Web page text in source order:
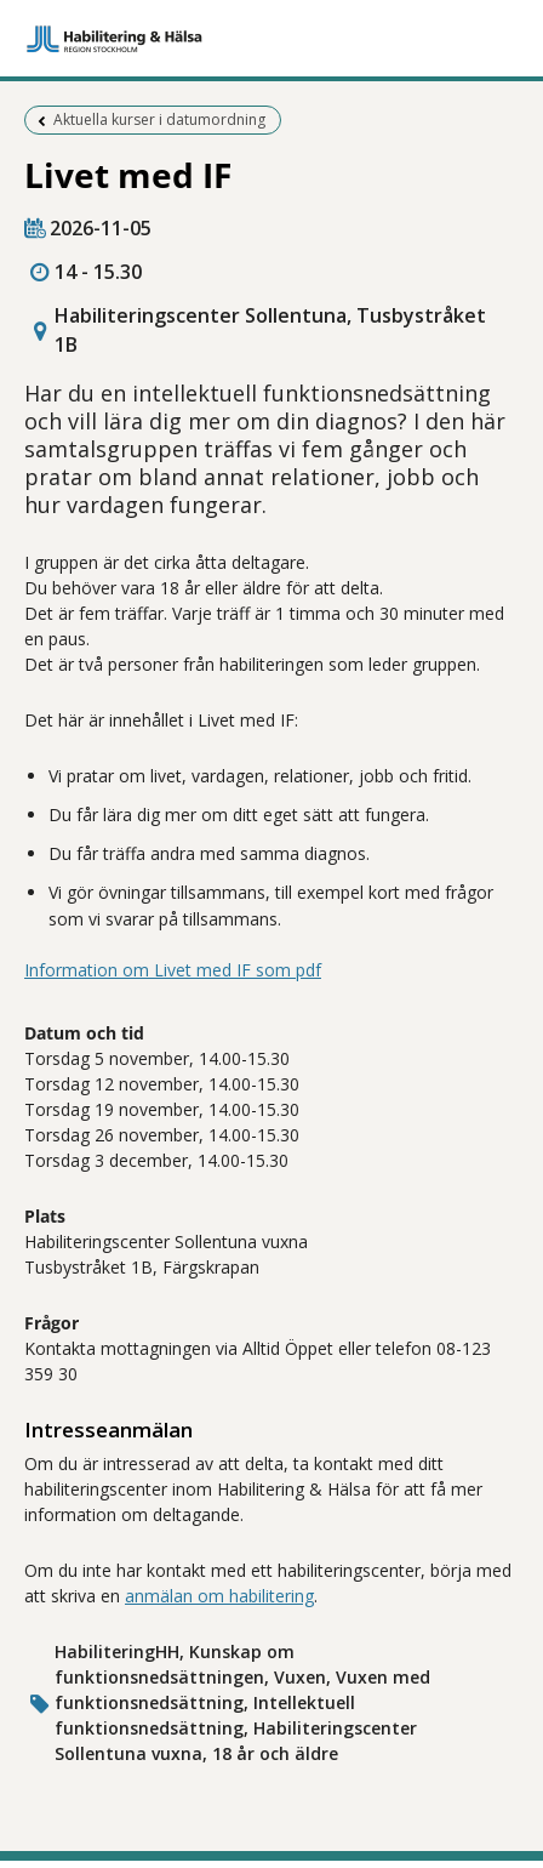
Föregående sida:
Aktuella kurser i datumordning
Livet med IF
2026-11-05
14 - 15.30
Habiliteringscenter Sollentuna, Tusbystråket
1B
Har du en intellektuell funktionsnedsättning
och vill lära dig mer om din diagnos? I den här
samtalsgruppen träffas vi fem gånger och
pratar om bland annat relationer, jobb och
hur vardagen fungerar.
I gruppen är det cirka åtta deltagare.
Du behöver vara 18 år eller äldre för att delta.
Det är fem träffar. Varje träff är 1 timma och 30 minuter med
en paus.
Det är två personer från habiliteringen som leder gruppen.
Det här är innehållet i Livet med IF:
Vi pratar om livet, vardagen, relationer, jobb och fritid.
Du får lära dig mer om ditt eget sätt att fungera.
Du får träffa andra med samma diagnos.
Vi gör övningar tillsammans, till exempel kort med frågor
som vi svarar på tillsammans.
Information om Livet med IF som pdf
Datum och tid
Torsdag 5 november, 14.00-15.30
Torsdag 12 november, 14.00-15.30
Torsdag 19 november, 14.00-15.30
Torsdag 26 november, 14.00-15.30
Torsdag 3 december, 14.00-15.30
Plats
Habiliteringscenter Sollentuna vuxna
Tusbystråket 1B, Färgskrapan
Frågor
Kontakta mottagningen via Alltid Öppet eller telefon 08-123
359 30
Intresseanmälan
Om du är intresserad av att delta, ta kontakt med ditt
habiliteringscenter inom Habilitering & Hälsa för att få mer
information om deltagande.
Om du inte har kontakt med ett habiliteringscenter, börja med
att skriva en anmälan om habilitering.
HabiliteringHH, Kunskap om
funktionsnedsättningen, Vuxen, Vuxen med
funktionsnedsättning, Intellektuell
funktionsnedsättning, Habiliteringscenter
Sollentuna vuxna, 18 år och äldre